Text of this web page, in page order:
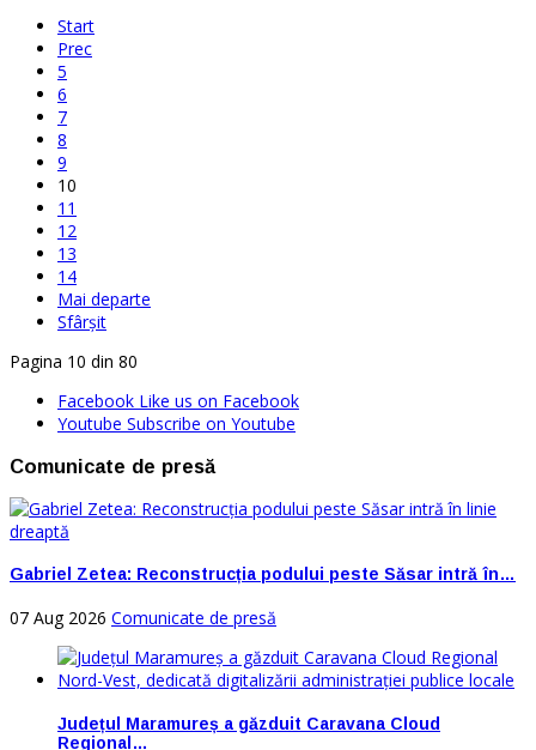
Start
Prec
5
6
7
8
9
10
11
12
13
14
Mai departe
Sfârșit
Pagina 10 din 80
Facebook Like us on Facebook
Youtube Subscribe on Youtube
Comunicate de presă
Gabriel Zetea: Reconstrucția podului peste Săsar intră în…
07 Aug 2026 Comunicate de presă
Județul Maramureș a găzduit Caravana Cloud
Regional…